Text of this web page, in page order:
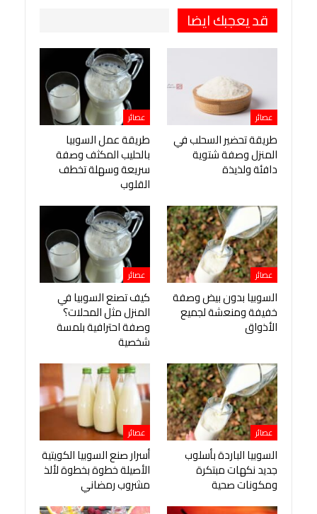
قد يعجبك ايضا
عصائر
طريقة تحضير السحلب في
المنزل وصفة شتوية
دافئة ولذيذة
عصائر
طريقة عمل السوبيا
بالحليب المكثف وصفة
سريعة وسهلة تخطف
القلوب
عصائر
السوبيا بدون بيض وصفة
خفيفة ومنعشة لجميع
الأذواق
عصائر
كيف تصنع السوبيا في
المنزل مثل المحلات؟
وصفة احترافية بلمسة
شخصية
عصائر
السوبيا الباردة بأسلوب
جديد نكهات مبتكرة
ومكونات صحية
عصائر
أسرار صنع السوبيا الكويتية
الأصيلة خطوة بخطوة لألذ
مشروب رمضاني